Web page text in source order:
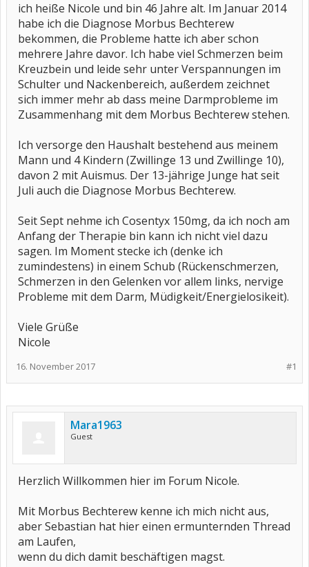
ich heiße Nicole und bin 46 Jahre alt. Im Januar 2014
habe ich die Diagnose Morbus Bechterew
bekommen, die Probleme hatte ich aber schon
mehrere Jahre davor. Ich habe viel Schmerzen beim
Kreuzbein und leide sehr unter Verspannungen im
Schulter und Nackenbereich, außerdem zeichnet
sich immer mehr ab dass meine Darmprobleme im
Zusammenhang mit dem Morbus Bechterew stehen.
Ich versorge den Haushalt bestehend aus meinem
Mann und 4 Kindern (Zwillinge 13 und Zwillinge 10),
davon 2 mit Auismus. Der 13-jährige Junge hat seit
Juli auch die Diagnose Morbus Bechterew.
Seit Sept nehme ich Cosentyx 150mg, da ich noch am
Anfang der Therapie bin kann ich nicht viel dazu
sagen. Im Moment stecke ich (denke ich
zumindestens) in einem Schub (Rückenschmerzen,
Schmerzen in den Gelenken vor allem links, nervige
Probleme mit dem Darm, Müdigkeit/Energielosikeit).
Viele Grüße
Nicole
#1
16. November 2017
Mara1963
Guest
Herzlich Willkommen hier im Forum Nicole.
Mit Morbus Bechterew kenne ich mich nicht aus,
aber Sebastian hat hier einen ermunternden Thread
am Laufen,
wenn du dich damit beschäftigen magst.